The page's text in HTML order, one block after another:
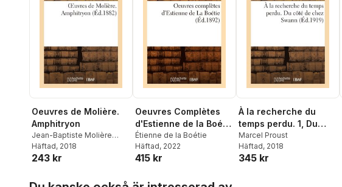
Oeuvres de Molière.
Amphitryon
Jean-Baptiste Molière
(Poquelin Dit)
Häftad, 2018
243 kr
Oeuvres Complètes
d'Estienne de la Boétie
(Éd.1892)
Étienne de la Boétie
Häftad, 2022
415 kr
À la recherche du
temps perdu. 1, Du
côté de chez Swann
Marcel Proust
Häftad, 2018
345 kr